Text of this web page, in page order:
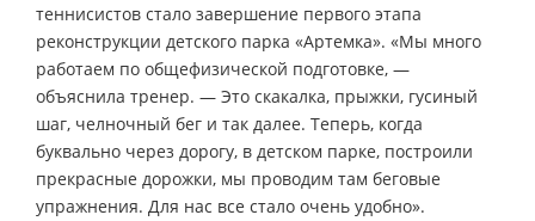
теннисистов стало завершение первого этапа
реконструкции детского парка «Артемка». «Мы много
работаем по общефизической подготовке, —
объяснила тренер. — Это скакалка, прыжки, гусиный
шаг, челночный бег и так далее. Теперь, когда
буквально через дорогу, в детском парке, построили
прекрасные дорожки, мы проводим там беговые
упражнения. Для нас все стало очень удобно».